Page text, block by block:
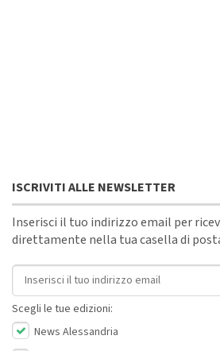
ISCRIVITI ALLE NEWSLETTER
Inserisci il tuo indirizzo email per
direttamente nella tua casella di
Indirizzo email
Scegli le tue edizioni:
News Alessandria